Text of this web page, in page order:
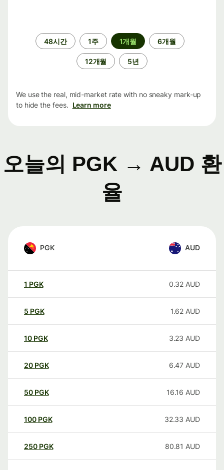
48시간 1주 1개월 6개월
12개월 5년
We use the real, mid-market rate with no sneaky mark-up
to hide the fees. Learn more
오늘의 PGK → AUD 환
율
PGK AUD
1 PGK 0.32 AUD
5 PGK 1.62 AUD
10 PGK 3.23 AUD
20 PGK 6.47 AUD
50 PGK 16.16 AUD
100 PGK 32.33 AUD
250 PGK 80.81 AUD